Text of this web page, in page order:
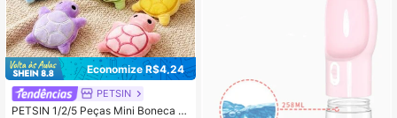
Economize R$4,24
PETSIN
PETSIN 1/2/5 Peças Mini Boneca d